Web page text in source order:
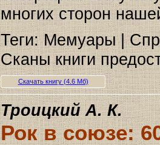
многих сторон
Теги: Мемуары |
Сканы книги
Скачать книгу (4.6 Мб)
Троицкий А. К.
Рок в союзе: